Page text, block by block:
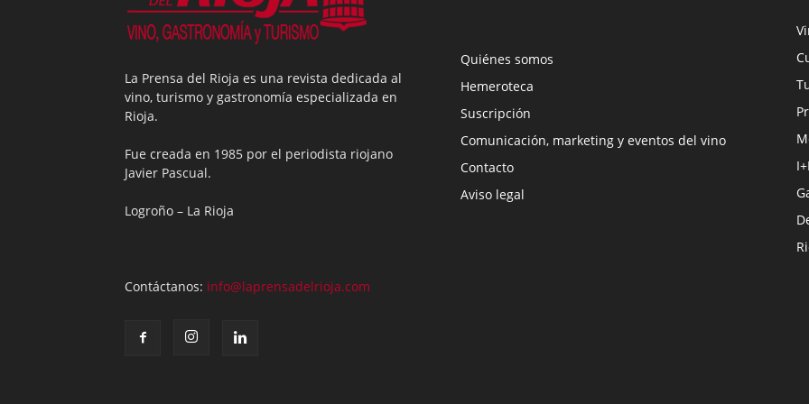
La Prensa del Rioja es una revista dedicada al
vino, turismo y gastronomía especializada en
Rioja.
Fue creada en 1985 por el periodista riojano
Javier Pascual.
Logroño – La Rioja
Contáctanos: info@laprensadelrioja.com
Quiénes somos
Hemeroteca
Suscripción
Comunicación, marketing y eventos del vino
Contacto
Aviso legal